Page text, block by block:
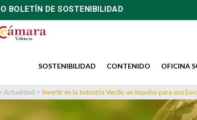
BOLETÍN DE SOSTENIBILIDAD
SOSTENIBILIDAD CONTENIDO OFICINA
> Actualidad > Invertir en la Industria Verde, un impulso para una